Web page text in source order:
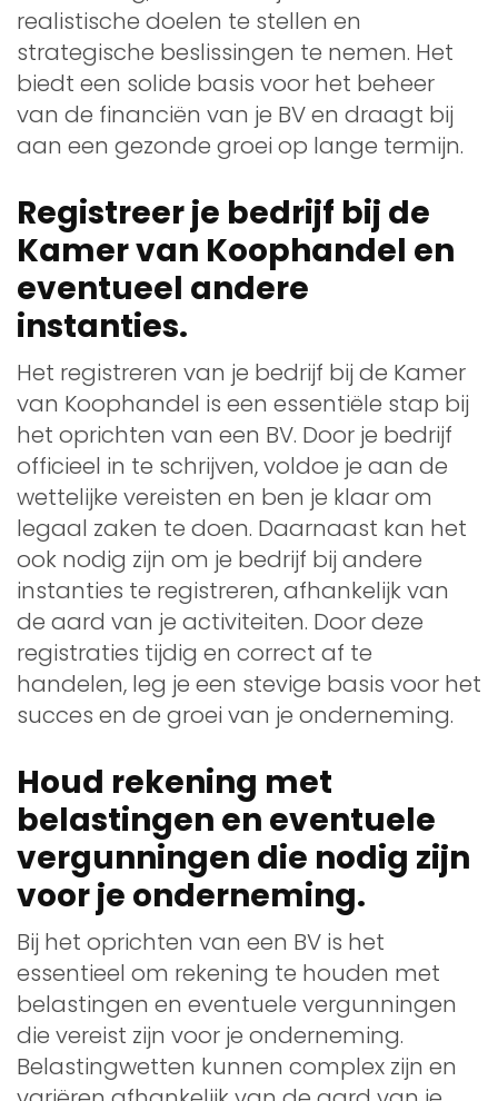
realistische doelen te stellen en
strategische beslissingen te nemen. Het
biedt een solide basis voor het beheer
van de financiën van je BV en draagt bij
aan een gezonde groei op lange termijn.
Registreer je bedrijf bij de
Kamer van Koophandel en
eventueel andere
instanties.
Het registreren van je bedrijf bij de Kamer
van Koophandel is een essentiële stap bij
het oprichten van een BV. Door je bedrijf
officieel in te schrijven, voldoe je aan de
wettelijke vereisten en ben je klaar om
legaal zaken te doen. Daarnaast kan het
ook nodig zijn om je bedrijf bij andere
instanties te registreren, afhankelijk van
de aard van je activiteiten. Door deze
registraties tijdig en correct af te
handelen, leg je een stevige basis voor het
succes en de groei van je onderneming.
Houd rekening met
belastingen en eventuele
vergunningen die nodig zijn
voor je onderneming.
Bij het oprichten van een BV is het
essentieel om rekening te houden met
belastingen en eventuele vergunningen
die vereist zijn voor je onderneming.
Belastingwetten kunnen complex zijn en